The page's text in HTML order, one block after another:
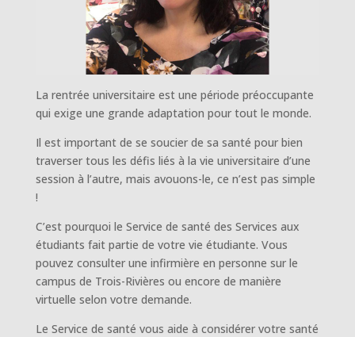
La rentrée universitaire est une période préoccupante
qui exige une grande adaptation pour tout le monde.
Il est important de se soucier de sa santé pour bien
traverser tous les défis liés à la vie universitaire d’une
session à l’autre, mais avouons-le, ce n’est pas simple
!
C’est pourquoi le Service de santé des Services aux
étudiants fait partie de votre vie étudiante. Vous
pouvez consulter une infirmière en personne sur le
campus de Trois-Rivières ou encore de manière
virtuelle selon votre demande.
Le Service de santé vous aide à considérer votre santé